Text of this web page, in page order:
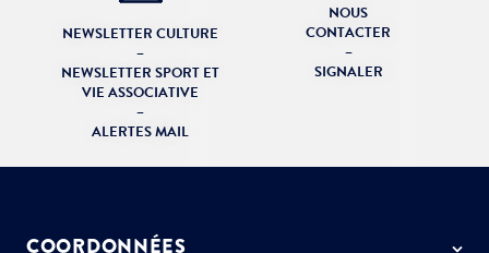
NEWSLETTER CULTURE
–
NEWSLETTER SPORT ET
VIE ASSOCIATIVE
–
ALERTES MAIL
NOUS
CONTACTER
–
SIGNALER
COORDONNÉES